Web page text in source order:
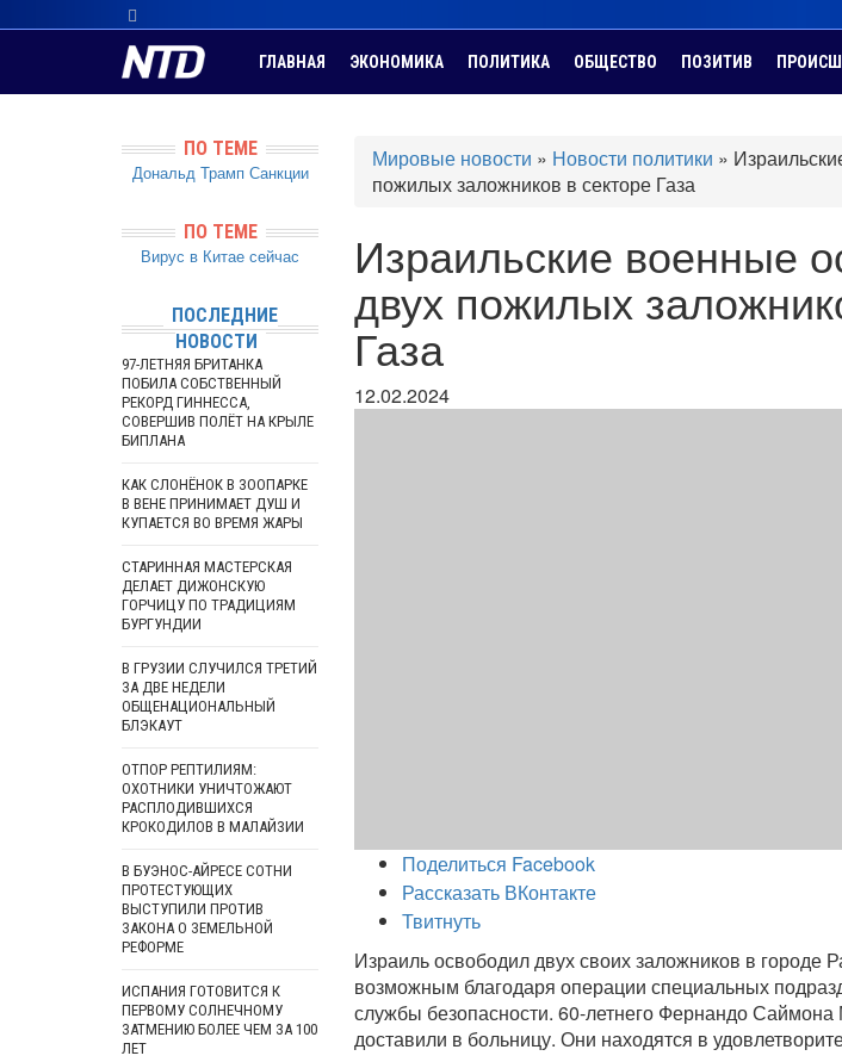
ГЛАВНАЯ ЭКОНОМИКА ПОЛИТИКА ОБЩЕСТВО ПОЗИТИВ
Мировые новости » Новости политики »
пожилых заложников в секторе Газа
Израильские военные
двух пожилых
Газа
12.02.2024
Поделиться Facebook
Рассказать ВКонтакте
Твитнуть
Израиль освободил двух своих заложников в городе
возможным благодаря операции специальных
службы безопасности. 60-летнего Фернандо
доставили в больницу. Они находятся в
ПО ТЕМЕ
Дональд Трамп Санкции
ПО ТЕМЕ
Вирус в Китае сейчас
ПОСЛЕДНИЕ
НОВОСТИ
97-ЛЕТНЯЯ БРИТАНКА
ПОБИЛА СОБСТВЕННЫЙ
РЕКОРД ГИННЕССА,
СОВЕРШИВ ПОЛЁТ НА КРЫЛЕ
БИПЛАНА
КАК СЛОНЁНОК В ЗООПАРКЕ
В ВЕНЕ ПРИНИМАЕТ ДУШ И
КУПАЕТСЯ ВО ВРЕМЯ ЖАРЫ
СТАРИННАЯ МАСТЕРСКАЯ
ДЕЛАЕТ ДИЖОНСКУЮ
ГОРЧИЦУ ПО ТРАДИЦИЯМ
БУРГУНДИИ
В ГРУЗИИ СЛУЧИЛСЯ ТРЕТИЙ
ЗА ДВЕ НЕДЕЛИ
ОБЩЕНАЦИОНАЛЬНЫЙ
БЛЭКАУТ
ОТПОР РЕПТИЛИЯМ:
ОХОТНИКИ УНИЧТОЖАЮТ
РАСПЛОДИВШИХСЯ
КРОКОДИЛОВ В МАЛАЙЗИИ
В БУЭНОС-АЙРЕСЕ СОТНИ
ПРОТЕСТУЮЩИХ
ВЫСТУПИЛИ ПРОТИВ
ЗАКОНА О ЗЕМЕЛЬНОЙ
РЕФОРМЕ
ИСПАНИЯ ГОТОВИТСЯ К
ПЕРВОМУ СОЛНЕЧНОМУ
ЗАТМЕНИЮ БОЛЕЕ ЧЕМ ЗА 100
ЛЕТ